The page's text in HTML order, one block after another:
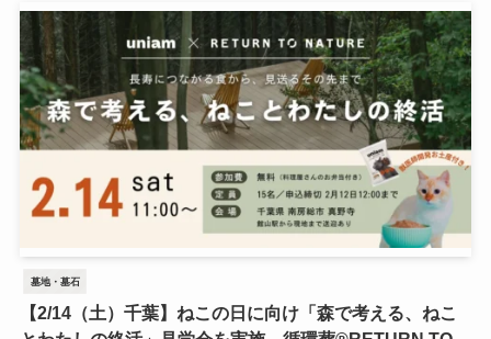
墓地・墓石
【2/14（土）千葉】ねこの日に向け「森で考える、ねこ